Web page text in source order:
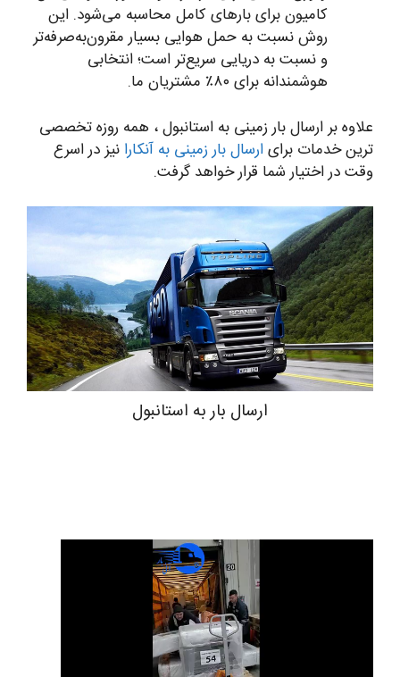
کامیون برای بارهای‌ کامل محاسبه می‌شود. این
روش نسبت به حمل هوایی بسیار مقرون‌به‌صرفه‌تر
و نسبت به دریایی سریع‌تر است؛ انتخابی
هوشمندانه برای ۸۰٪ مشتریان ما.
علاوه بر ارسال بار زمینی به استانبول ، همه روزه تخصصی
ترین خدمات برایارسال بار زمینی به آنکارا نیز در اسرع
وقت در اختیار شما قرار خواهد گرفت.
ارسال بار به استانبول